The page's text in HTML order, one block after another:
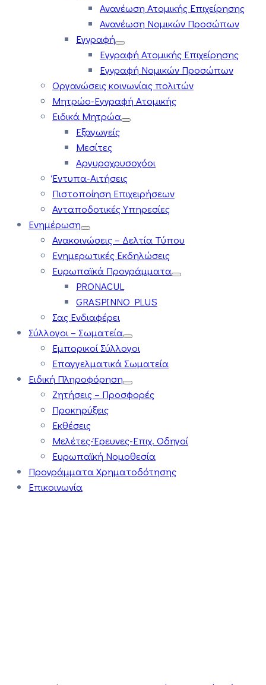
Ανανέωση Ατομικής Επιχείρησης
Ανανέωση Νομικών Προσώπων
Εγγραφή
Εγγραφή Ατομικής Επιχείρησης
Εγγραφή Νομικών Προσώπων
Οργανώσεις κοινωνίας πολιτών
Μητρώο-Εγγραφή Ατομικής
Ειδικά Μητρώα
Εξαγωγείς
Μεσίτες
Αργυροχρυσοχόοι
Έντυπα-Αιτήσεις
Πιστοποίηση Επιχειρήσεων
Ανταποδοτικές Υπηρεσίες
Ενημέρωση
Ανακοινώσεις – Δελτία Τύπου
Ενημερωτικές Εκδηλώσεις
Ευρωπαϊκά Προγράμματα
PRONACUL
GRASPINNO PLUS
Σας Ενδιαφέρει
Σύλλογοι – Σωματεία
Εμπορικοί Σύλλογοι
Επαγγελματικά Σωματεία
Ειδική Πληροφόρηση
Ζητήσεις – Προσφορές
Προκηρύξεις
Εκθέσεις
Μελέτες-Έρευνες-Επιχ. Οδηγοί
Ευρωπαϊκή Νομοθεσία
Προγράμματα Χρηματοδότησης
Επικοινωνία